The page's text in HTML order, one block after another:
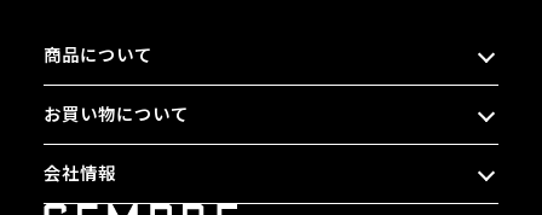
商品について
お買い物について
会社情報